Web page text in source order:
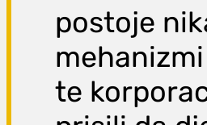
postoje
te